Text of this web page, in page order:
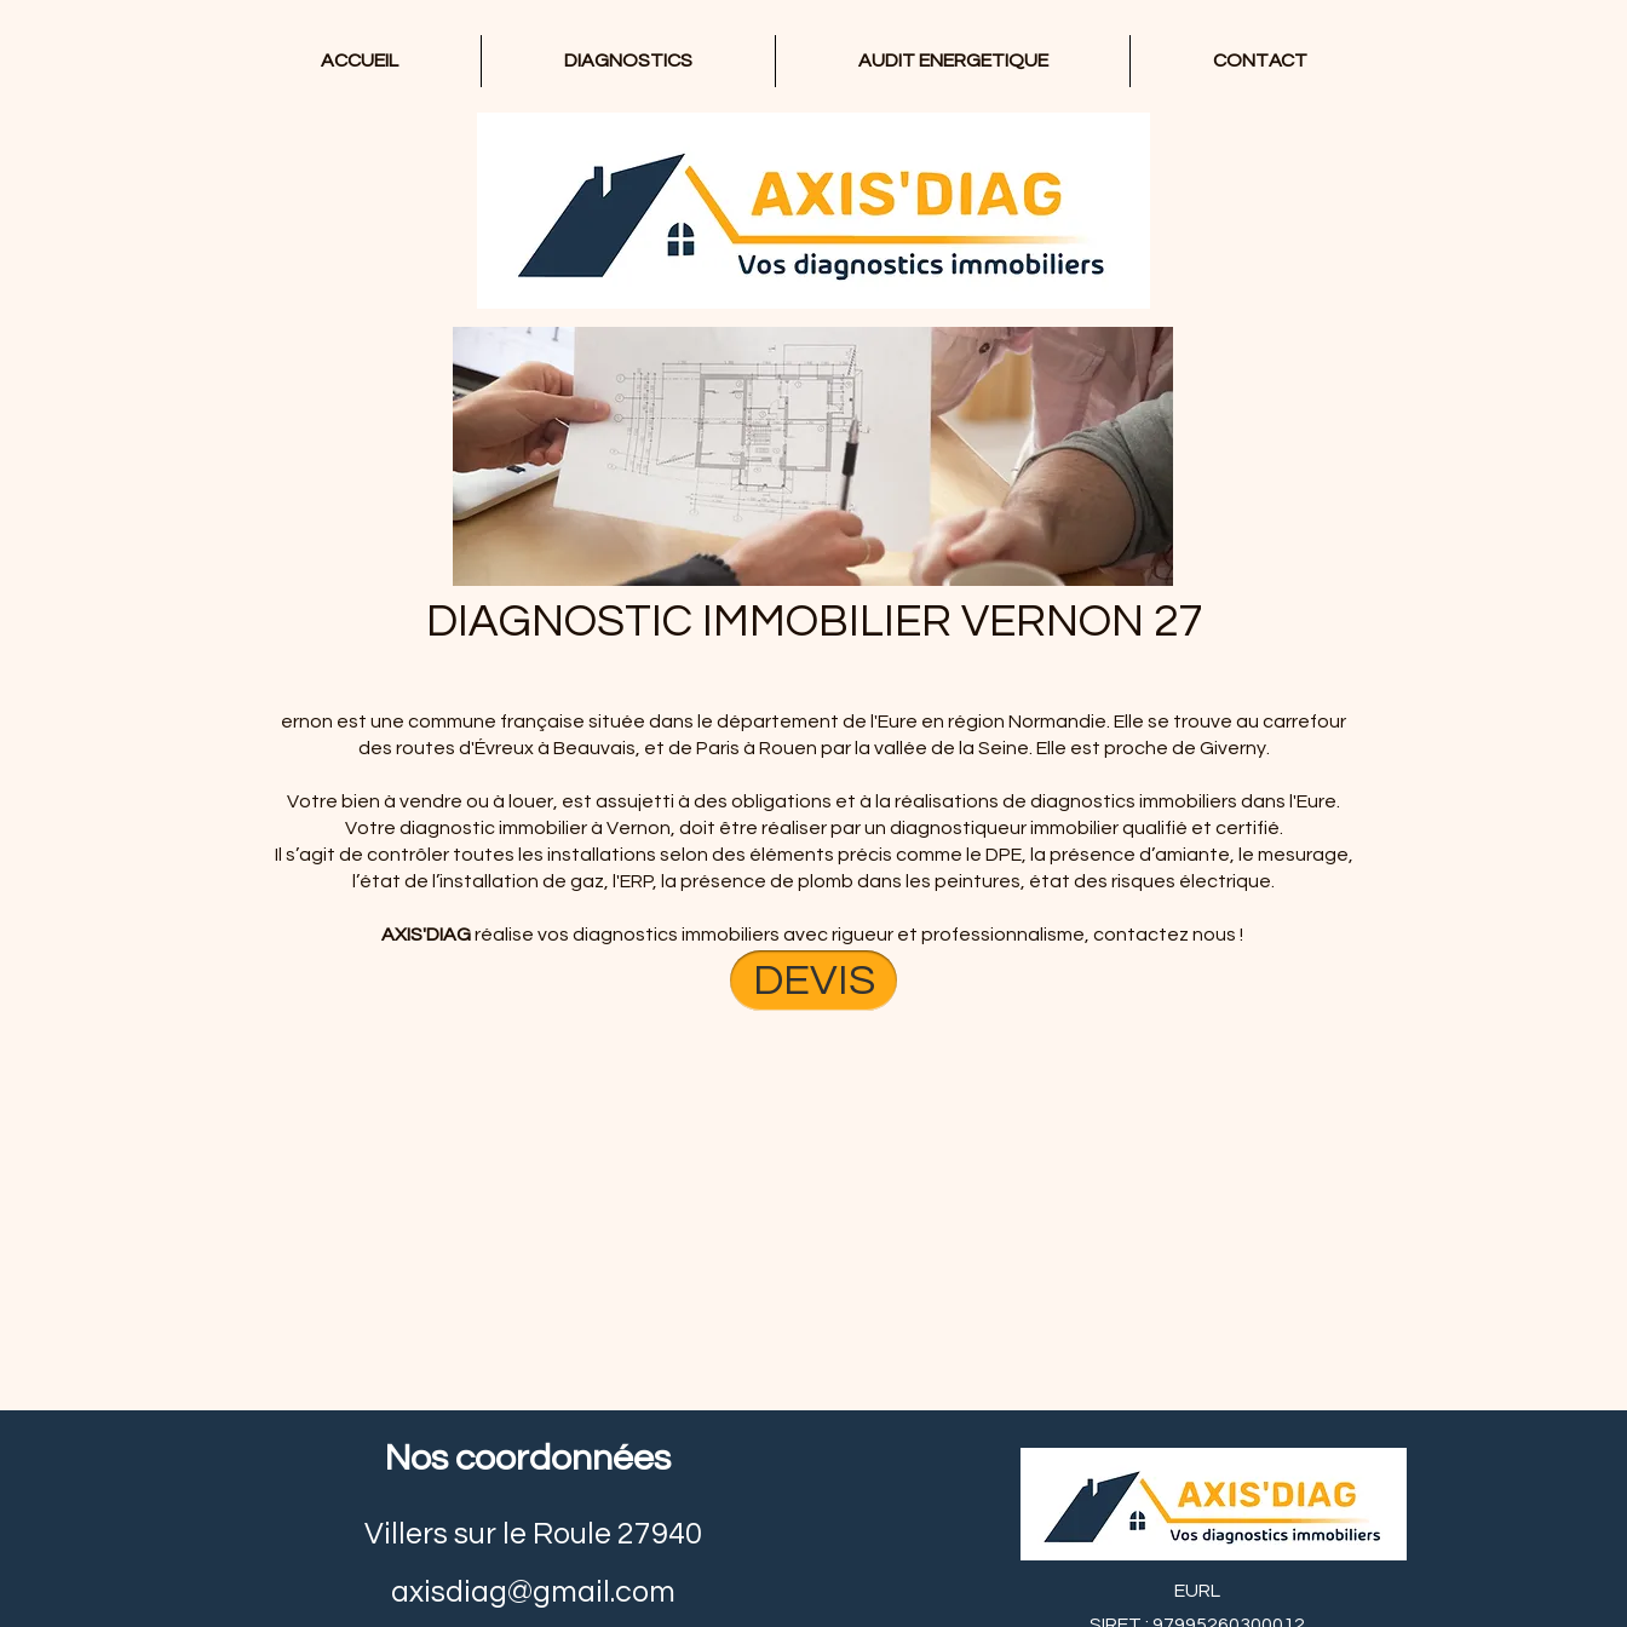
ACCUEIL DIAGNOSTICS AUDIT ENERGETIQUE CONTACT
DIAGNOSTIC IMMOBILIER VERNON 27
ernon est une commune française située dans le département de l'Eure en région Normandie. Elle se trouve au carrefour
des routes d'Évreux à Beauvais, et de Paris à Rouen par la vallée de la Seine. Elle est proche de Giverny.
Votre bien à vendre ou à louer, est assujetti à des obligations et à la réalisations de diagnostics immobiliers dans l'Eure.
Votre diagnostic immobilier à Vernon , doit être réaliser par un diagnostiqueur immobilier qualifié et certifié.
Il s’agit de contrôler toutes les installations selon des éléments précis comme le DPE, la présence d’amiante, le mesurage,
l’état de l’installation de gaz, l'ERP, la présence de plomb dans les peintures, état des risques électrique.
AXIS'DIAGréalise vos diagnostics immobiliers avec rigueur et professionnalisme, contactez nous !
DEVIS
Nos coordonnées
Villers sur le Roule 27940
axisdiag@gmail.com
EURL